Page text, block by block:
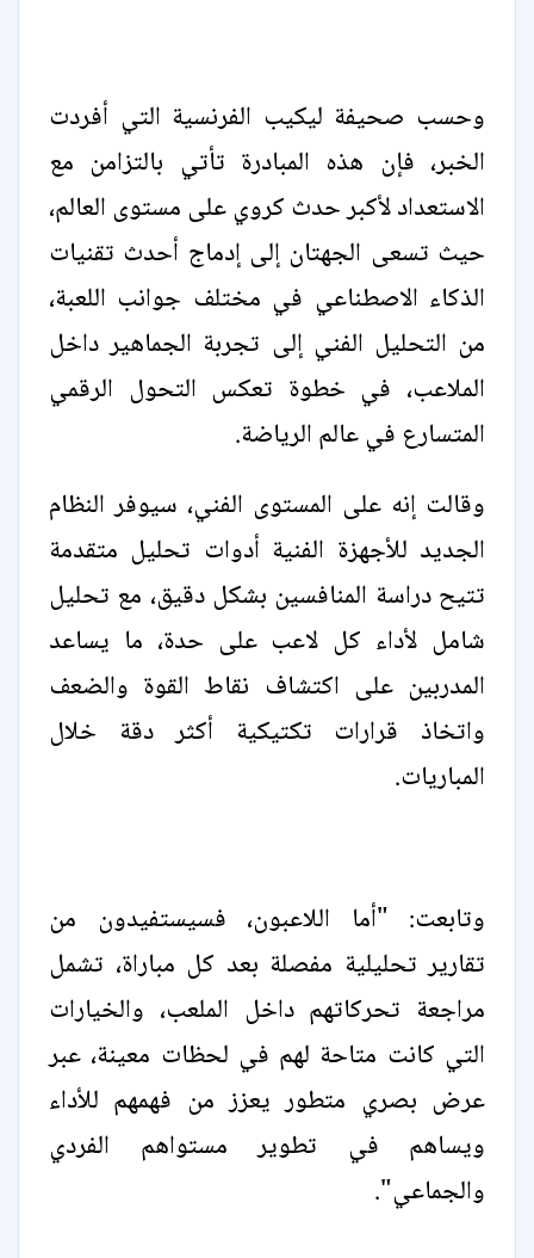
وحسب صحيفة ليكيب الفرنسية التي أفردت
الخبر، فإن هذه المبادرة تأتي بالتزامن مع
الاستعداد لأكبر حدث كروي على مستوى العالم،
حيث تسعى الجهتان إلى إدماج أحدث تقنيات
الذكاء الاصطناعي في مختلف جوانب اللعبة،
من التحليل الفني إلى تجربة الجماهير داخل
الملاعب، في خطوة تعكس التحول الرقمي
المتسارع في عالم الرياضة.
وقالت إنه على المستوى الفني، سيوفر النظام
الجديد للأجهزة الفنية أدوات تحليل متقدمة
تتيح دراسة المنافسين بشكل دقيق، مع تحليل
شامل لأداء كل لاعب على حدة، ما يساعد
المدربين على اكتشاف نقاط القوة والضعف
واتخاذ قرارات تكتيكية أكثر دقة خلال
المباريات.
وتابعت: "أما اللاعبون، فسيستفيدون من
تقارير تحليلية مفصلة بعد كل مباراة، تشمل
مراجعة تحركاتهم داخل الملعب، والخيارات
التي كانت متاحة لهم في لحظات معينة، عبر
عرض بصري متطور يعزز من فهمهم للأداء
ويساهم في تطوير مستواهم الفردي
والجماعي".